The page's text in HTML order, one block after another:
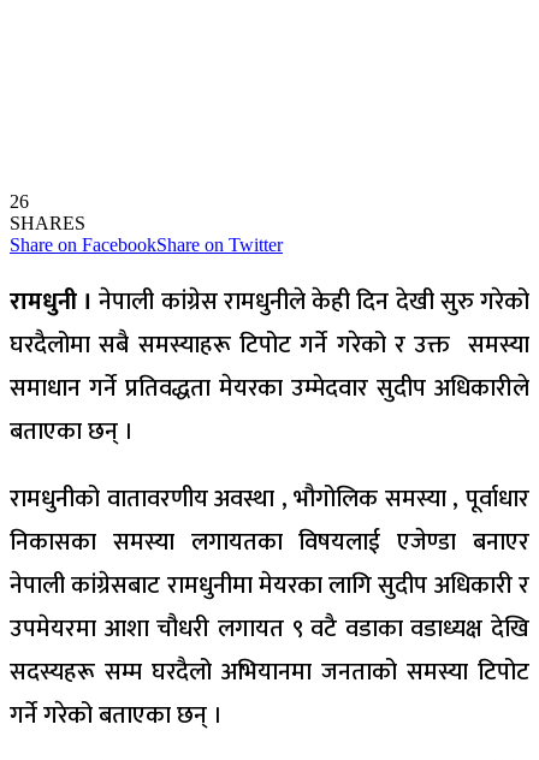
26
SHARES
Share on FacebookShare on Twitter
रामधुनी । नेपाली कांग्रेस रामधुनीले केही दिन देखी सुरु गरेको
घरदैलोमा सबै समस्याहरू टिपोट गर्ने गरेको र उक्त समस्या
समाधान गर्ने प्रतिवद्धता मेयरका उम्मेदवार सुदीप अधिकारीले
बताएका छन् ।
रामधुनीको वातावरणीय अवस्था , भौगोलिक समस्या , पूर्वाधार
निकासका समस्या लगायतका विषयलाई एजेण्डा बनाएर
नेपाली कांग्रेसबाट रामधुनीमा मेयरका लागि सुदीप अधिकारी र
उपमेयरमा आशा चौधरी लगायत ९ वटै वडाका वडाध्यक्ष देखि
सदस्यहरू सम्म घरदैलो अभियानमा जनताको समस्या टिपोट
गर्ने गरेको बताएका छन् ।